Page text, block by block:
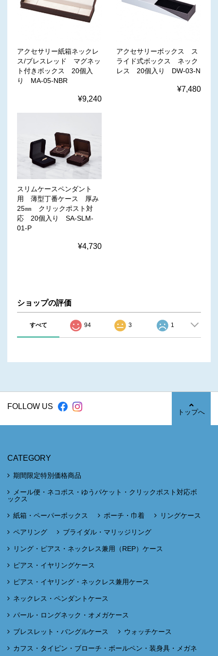
アクセサリー紙箱ネックレ
ス/ブレスレッド マグネッ
ト付きボックス 20個入
り MA-05-NBR
¥9,240
アクセサリーボックス ス
ライド式ボックス ネック
レス 20個入り DW-03-N
¥7,480
スリムケースペンダント
用 薄型丁番ケース 厚み
25㎜ クリックポスト対
応 20個入り SA-SLM-
01-P
¥4,730
ショップの評価
すべて 94 3 1
FOLLOW US
トップへ
CATEGORY
期間限定特別価格商品
メール便・ネコポス・ゆうパケット・クリックポスト対応ボ
ックス
紙箱・ペーパーボックス ポーチ・巾着 リングケース
ペアリング ブライダル・マリッジリング
リング・ピアス・ネックレス兼用（REP）ケース
ピアス・イヤリングケース
ピアス・イヤリング・ネックレス兼用ケース
ネックレス・ペンダントケース
パール・ロングネック・オメガケース
ブレスレット・バングルケース ウォッチケース
カフス・タイピン・ブローチ・ボールペン・装身具・メガネ